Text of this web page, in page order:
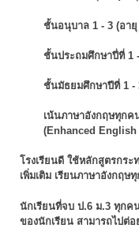
ชั้นอนุบาล 1 - 3 (อา
ชั้นประถมศึกษาปี่ที่ 1
ชั้นมัธยมศึกษาปีที่ 1 -
เน้นภาษาอังกฤษทุก
(Enhanced
โรงเรียนดี ใช้หลักสูตรกระ
เพิ่มเติม เรียนภาษาอังกฤษ
นักเรียนที่จบ ป.6 ม.3 ทุกค
ของนักเรียน สามารถไปต่